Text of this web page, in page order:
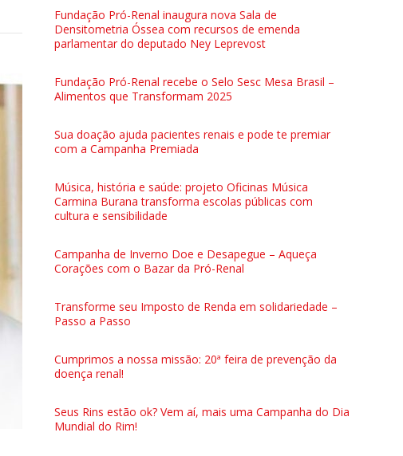
Fundação Pró-Renal inaugura nova Sala de
Densitometria Óssea com recursos de emenda
parlamentar do deputado Ney Leprevost
Fundação Pró-Renal recebe o Selo Sesc Mesa Brasil –
Alimentos que Transformam 2025
Sua doação ajuda pacientes renais e pode te premiar
com a Campanha Premiada
Música, história e saúde: projeto Oficinas Música
Carmina Burana transforma escolas públicas com
cultura e sensibilidade
Campanha de Inverno Doe e Desapegue – Aqueça
Corações com o Bazar da Pró-Renal
Transforme seu Imposto de Renda em solidariedade –
Passo a Passo
Cumprimos a nossa missão: 20ª feira de prevenção da
doença renal!
Seus Rins estão ok? Vem aí, mais uma Campanha do Dia
Mundial do Rim!